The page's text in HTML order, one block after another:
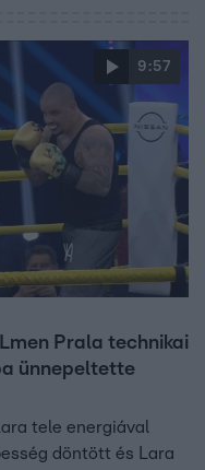
9:57
Prala technikai
ünnepeltette
tele energiával
döntött és Lara